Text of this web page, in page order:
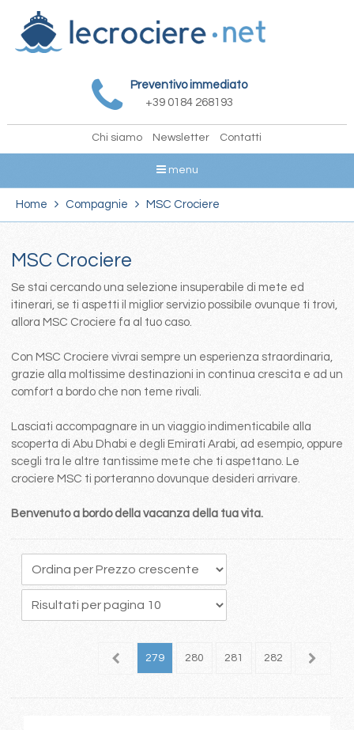
Preventivo immediato
+39 0184 268193
Chi siamo Newsletter Contatti
menu
Home Compagnie MSC Crociere
MSC Crociere
Se stai cercando una selezione insuperabile di mete ed
itinerari, se ti aspetti il miglior servizio possibile ovunque ti trovi,
allora MSC Crociere fa al tuo caso.
Con MSC Crociere vivrai sempre un esperienza straordinaria,
grazie alla moltissime destinazioni in continua crescita e ad un
comfort a bordo che non teme rivali.
Lasciati accompagnare in un viaggio indimenticabile alla
scoperta di Abu Dhabi e degli Emirati Arabi, ad esempio, oppure
scegli tra le altre tantissime mete che ti aspettano. Le
crociere MSC ti porteranno dovunque desideri arrivare.
Benvenuto a bordo della vacanza della tua vita.
278 279 280 281 282 283